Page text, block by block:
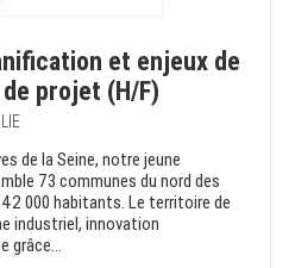
et enjeux de
projet (H/F)
de la Seine, notre jeune
73 communes du nord des
000 habitants. Le territoire de
industriel, innovation
grâce...